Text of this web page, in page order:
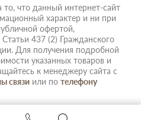
что данный интернет-сайт
характер и ни при
офертой,
437 (2) Гражданского
Для получения подробной
указанных товаров и
к менеджеру сайта с
связи или по телефону